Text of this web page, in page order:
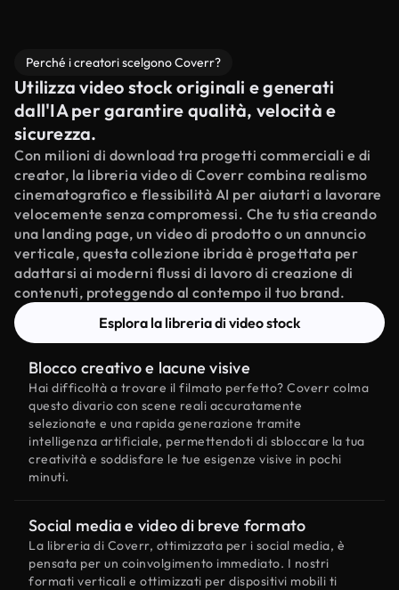
Perché i creatori scelgono Coverr?
Utilizza video stock originali e generati
dall'IA per garantire qualità, velocità e
sicurezza.
Con milioni di download tra progetti commerciali e di
creator, la libreria video di Coverr combina realismo
cinematografico e flessibilità AI per aiutarti a lavorare
velocemente senza compromessi. Che tu stia creando
una landing page, un video di prodotto o un annuncio
verticale, questa collezione ibrida è progettata per
adattarsi ai moderni flussi di lavoro di creazione di
contenuti, proteggendo al contempo il tuo brand.
Esplora la libreria di video stock
Blocco creativo e lacune visive
Hai difficoltà a trovare il filmato perfetto? Coverr colma
questo divario con scene reali accuratamente
selezionate e una rapida generazione tramite
intelligenza artificiale, permettendoti di sbloccare la tua
creatività e soddisfare le tue esigenze visive in pochi
minuti.
Social media e video di breve formato
La libreria di Coverr, ottimizzata per i social media, è
pensata per un coinvolgimento immediato. I nostri
formati verticali e ottimizzati per dispositivi mobili ti